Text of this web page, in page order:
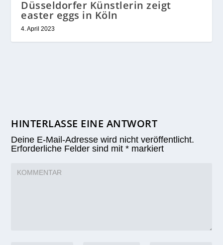
Düsseldorfer Künstlerin zeigt
easter eggs in Köln
4. April 2023
HINTERLASSE EINE ANTWORT
Deine E-Mail-Adresse wird nicht veröffentlicht.
Erforderliche Felder sind mit* markiert